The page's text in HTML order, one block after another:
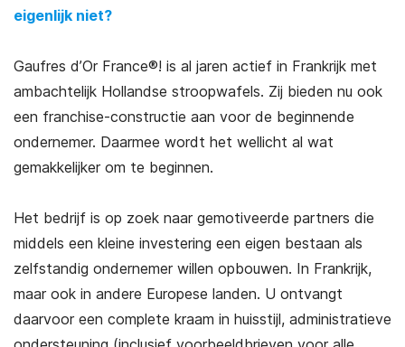
eigenlijk niet?
Gaufres d’Or France®! is al jaren actief in Frankrijk met
ambachtelijk Hollandse stroopwafels. Zij bieden nu ook
een franchise-constructie aan voor de beginnende
ondernemer. Daarmee wordt het wellicht al wat
gemakkelijker om te beginnen.
Het bedrijf is op zoek naar gemotiveerde partners die
middels een kleine investering een eigen bestaan als
zelfstandig ondernemer willen opbouwen. In Frankrijk,
maar ook in andere Europese landen. U ontvangt
daarvoor een complete kraam in huisstijl, administratieve